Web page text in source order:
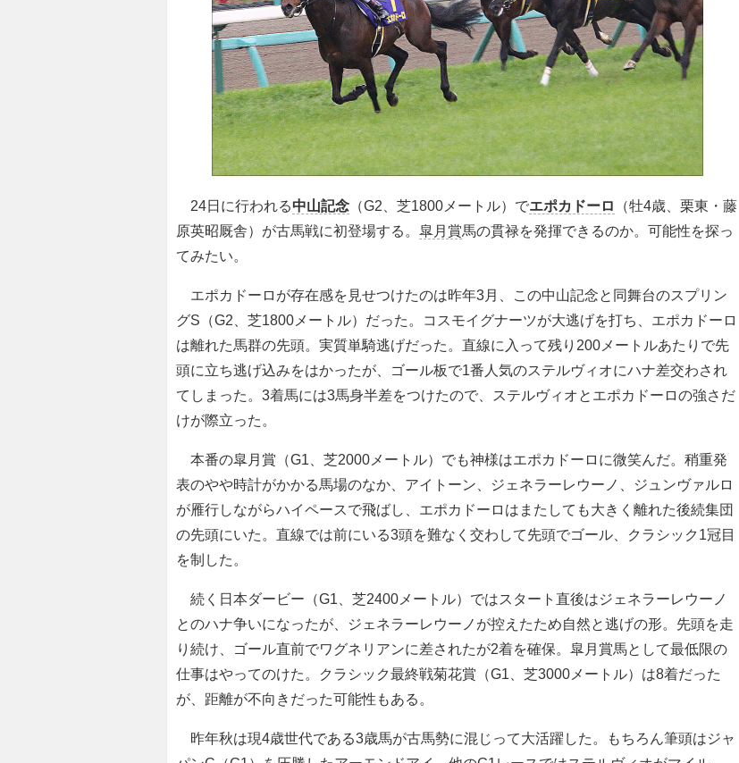
24日に行われる中山記念 （G2、芝1800メートル）でエポカドーロ
（牡4歳、栗東・藤
原英昭厩舎）が古馬戦に初登場する。 皐月賞馬の貫禄を発揮できるのか。可能性を探っ
てみたい。
エポカドーロが存在感を見せつけたのは昨年3月、この中山記念と同舞台のスプリン
グS（G2、芝1800メートル）だった。コスモイグナーツが大逃げを打ち、エポカドーロ
は離れた馬群の先頭。実質単騎逃げだった。直線に入って残り200メートルあたりで先
頭に立ち逃げ込みをはかったが、ゴール板で1番人気のステルヴィオにハナ差交わされ
てしまった。3着馬には3馬身半差をつけたので、ステルヴィオとエポカドーロの強さだ
けが際立った。
本番の皐月賞（G1、芝2000メートル）でも神様はエポカドーロに微笑んだ。稍重発
表のやや時計がかかる馬場のなか、アイトーン、ジェネラーレウーノ、ジュンヴァルロ
が雁行しながらハイペースで飛ばし、エポカドーロはまたしても大きく離れた後続集団
の先頭にいた。直線では前にいる3頭を難なく交わして先頭でゴール、クラシック1冠目
を制した。
続く日本ダービー（G1、芝2400メートル）ではスタート直後はジェネラーレウーノ
とのハナ争いになったが、ジェネラーレウーノが控えたため自然と逃げの形。先頭を走
り続け、ゴール直前でワグネリアンに差されたが2着を確保。皐月賞馬として最低限の
仕事はやってのけた。クラシック最終戦菊花賞（G1、芝3000メートル）は8着だった
が、距離が不向きだった可能性もある。
昨年秋は現4歳世代である3歳馬が古馬勢に混じって大活躍した。もちろん筆頭はジャ